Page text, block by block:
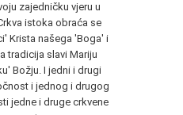
zajedničku vjeru u
istoka obraća se
Krista našega 'Boga' i
tradicija slavi Mariju
Božju. I jedni i drugi
i jednog i drugog
jedne i druge crkvene